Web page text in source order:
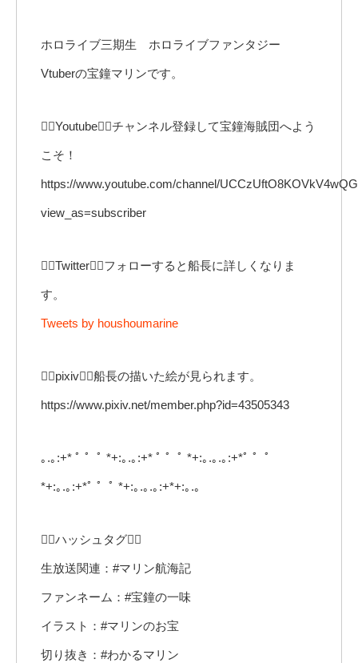
ホロライブ三期生 ホロライブファンタジー
Vtuberの宝鐘マリンです。
🏴‍☠️Youtube🏴‍☠️チャンネル登録して宝鐘海賊団へよう
こそ！
https://www.youtube.com/channel/
view_as=subscriber
🏴‍☠️Twitter🏴‍☠️フォローすると船長に詳しくなりま
す。
Tweets by houshoumarine
🏴‍☠️pixiv🏴‍☠️船長の描いた絵が見られます。
https://www.pixiv.net/member.php?id=43505343
｡.｡:+* ﾟ ゜ﾟ *+:｡.｡:+* ﾟ ゜ﾟ *+:｡.｡.｡:+*ﾟ ゜ﾟ
*+:｡.｡:+*ﾟ ゜ﾟ *+:｡.｡.｡:+*+:｡.｡
🏴‍☠️ハッシュタグ🏴‍☠️
生放送関連：#マリン航海記
ファンネーム：#宝鐘の一味
イラスト：#マリンのお宝
切り抜き：#わかるマリン